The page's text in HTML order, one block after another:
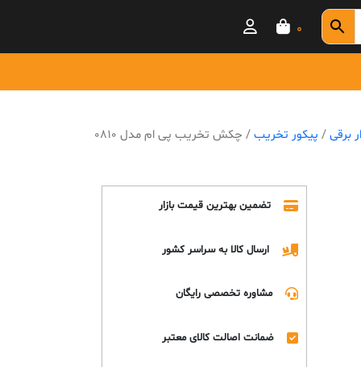
0
برقی / پیکور تخریب / چکش تخریب پی ام مدل 0810
تضمین بهترین قیمت بازار
ارسال کالا به سراسر کشور
مشاوره تخصصی رایگان
ضمانت اصالت کالای معتبر